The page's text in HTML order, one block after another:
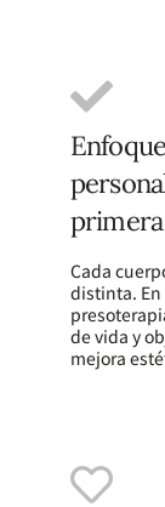
Cada
distinta. En
de vida y
mejora